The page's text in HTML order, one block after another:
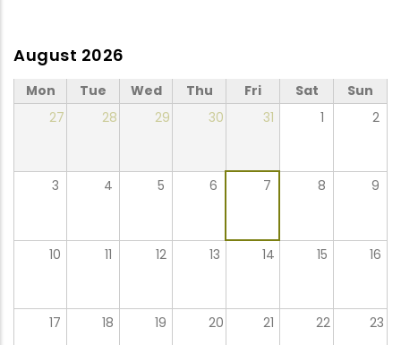
August 2026
Mon Tue Wed Thu Fri Sat
Sun
27
28 29 30 31 1 2
3 4 5 6 7 8 9
10 11 12 13 14 15 16
17 18 19 20 21 22 23